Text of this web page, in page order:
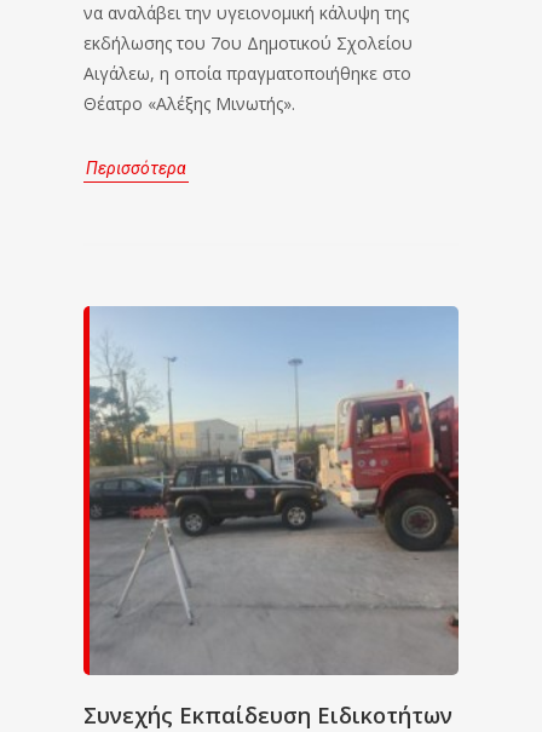
να αναλάβει την υγειονομική κάλυψη της
εκδήλωσης του 7ου Δημοτικού Σχολείου
Αιγάλεω, η οποία πραγματοποιήθηκε στο
Θέατρο «Αλέξης Μινωτής».
Περισσότερα
Συνεχής Εκπαίδευση Ειδικοτήτων